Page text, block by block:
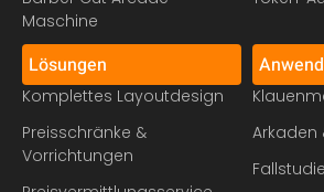
Maschine
Lösungen
Komplettes Layoutdesign
Preisschränke &
Vorrichtungen
Arkaden
Fallstudie